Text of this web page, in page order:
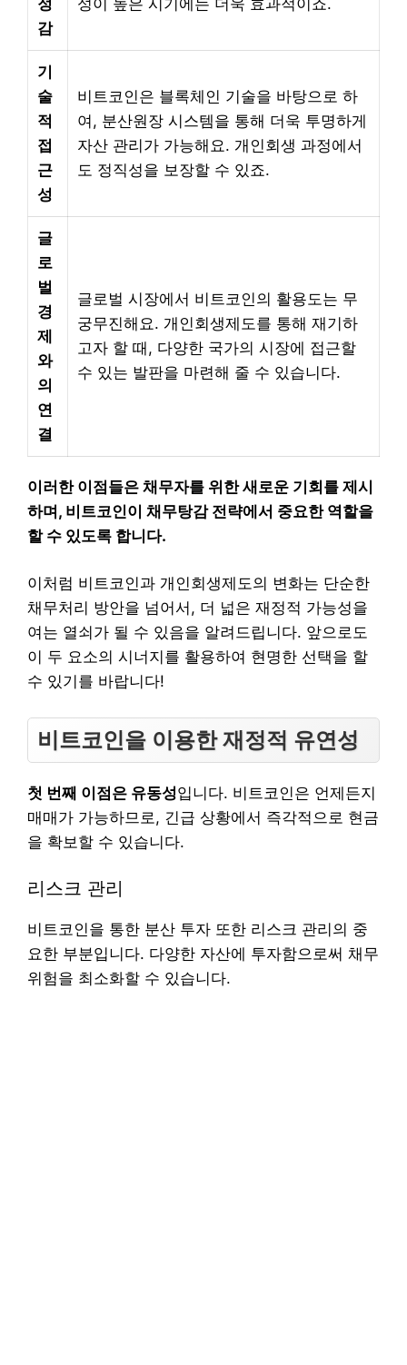
감
기
술
적
접
근
성
비트코인은 블록체인 기술을 바탕으로 하
여, 분산원장 시스템을 통해 더욱 투명하게
자산 관리가 가능해요. 개인회생 과정에서
도 정직성을 보장할 수 있죠.
글
로
벌
경
제
와
의
연
결
글로벌 시장에서 비트코인의 활용도는 무
궁무진해요. 개인회생제도를 통해 재기하
고자 할 때, 다양한 국가의 시장에 접근할
수 있는 발판을 마련해 줄 수 있습니다.
이러한 이점들은 채무자를 위한 새로운 기회를 제시
하며, 비트코인이 채무탕감 전략에서 중요한 역할을
할 수 있도록 합니다.
이처럼 비트코인과 개인회생제도의 변화는 단순한
채무처리 방안을 넘어서, 더 넓은 재정적 가능성을
여는 열쇠가 될 수 있음을 알려드립니다. 앞으로도
이 두 요소의 시너지를 활용하여 현명한 선택을 할
수 있기를 바랍니다!
비트코인을 이용한 재정적 유연성
첫 번째 이점은 유동성입니다. 비트코인은 언제든지
매매가 가능하므로, 긴급 상황에서 즉각적으로 현금
을 확보할 수 있습니다.
리스크 관리
비트코인을 통한 분산 투자 또한 리스크 관리의 중
요한 부분입니다. 다양한 자산에 투자함으로써 채무
위험을 최소화할 수 있습니다.